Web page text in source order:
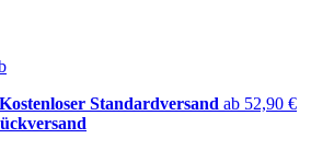
Standardversand ab 52,90 €